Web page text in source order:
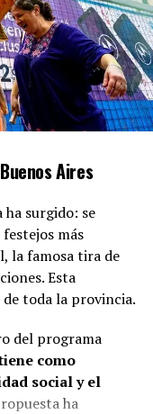
Moche
el autismo, que
Ian Moche ha
temática,
aborda
reconocimiento
Aires
surgido: se
más
la famosa tira de
Esta
toda la provincia.
del programa
como
social y el
ha